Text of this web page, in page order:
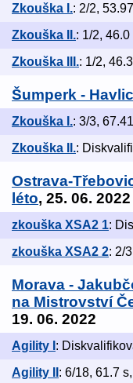
Zkouška I.: 2/2,
Zkouška II.: 1/2, 46.0
Zkouška III.: 1/2,
Šumperk -
Zkouška I.: 3/3,
Zkouška II.:
Ostrava-
léto, 25. 06. 2022
zkouška XSA2 1:
zkouška XSA2 2: 2/
Morava -
na Mistrovství
19. 06. 2022
Agility I :
Agility II : 6/18, 61.7